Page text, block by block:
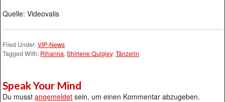
Quelle: Videovalis
Filed Under:VIP-News
Tagged With: Rihanna,Shirlene Quigley,Tänzerin
Speak Your Mind
Du musstangemeldet sein, um einen Kommentar abzugeben.